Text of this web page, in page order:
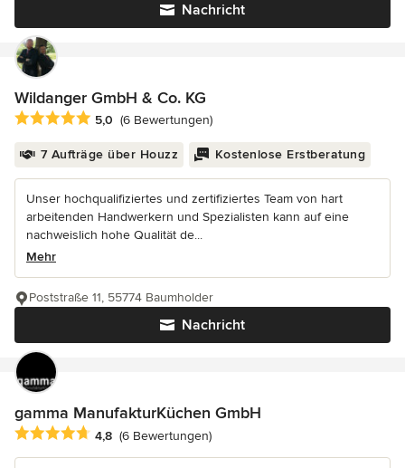
Nachricht
Wildanger GmbH & Co. KG
Durchschnittliche Bewertung: 5 von 5 Sternen
5,0 (6 Bewertungen)
7 Aufträge über Houzz Kostenlose Erstberatung
Unser hochqualifiziertes und zertifiziertes Team von hart
arbeitenden Handwerkern und Spezialisten kann auf eine
nachweislich hohe Qualität de...
Mehr
Nachricht
Poststraße 11, 55774 Baumholder
gamma ManufakturKüchen GmbH
Durchschnittliche Bewertung: 4.8 von 5 Sternen
4,8 (6 Bewertungen)